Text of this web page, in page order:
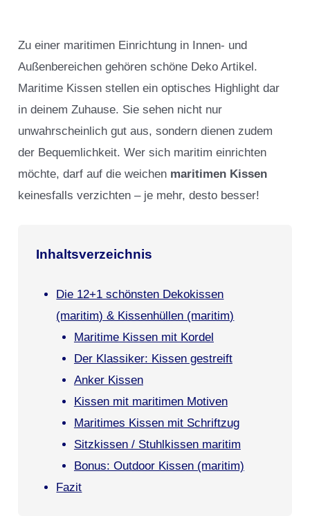
Zu einer maritimen Einrichtung in Innen- und
Außenbereichen gehören schöne Deko Artikel.
Maritime Kissen stellen ein optisches Highlight dar
in deinem Zuhause. Sie sehen nicht nur
unwahrscheinlich gut aus, sondern dienen zudem
der Bequemlichkeit. Wer sich maritim einrichten
möchte, darf auf die weichen maritimen Kissen
keinesfalls verzichten – je mehr, desto besser!
Inhaltsverzeichnis
Die 12+1 schönsten Dekokissen
(maritim) & Kissenhüllen (maritim)
Maritime Kissen mit Kordel
Der Klassiker: Kissen gestreift
Anker Kissen
Kissen mit maritimen Motiven
Maritimes Kissen mit Schriftzug
Sitzkissen / Stuhlkissen maritim
Bonus: Outdoor Kissen (maritim)
Fazit